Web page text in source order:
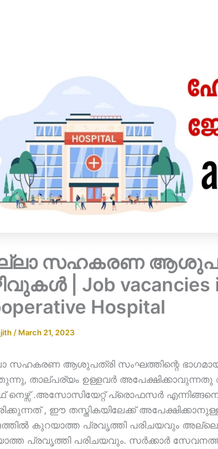
സഹകരണ
| Job vacancies
Hospital
/ March 21, 2023
സഹകരണ ആശുപത്രി സംഘത്തിന്റെ
താല്പര്യം ഉള്ളവർ അപേക്ഷിക്കാവുന്നതു
നെഴ്സ് .അസോസിയേറ്റ് പ്രൊഫസർ
, ഈ തസ്തികയിലേക്ക്
കുറയാത്ത പ്രവൃത്തി പരിചയവും
പ്രവൃത്തി പരിചയവും. സർക്കാർ സേവനത്തിൽ